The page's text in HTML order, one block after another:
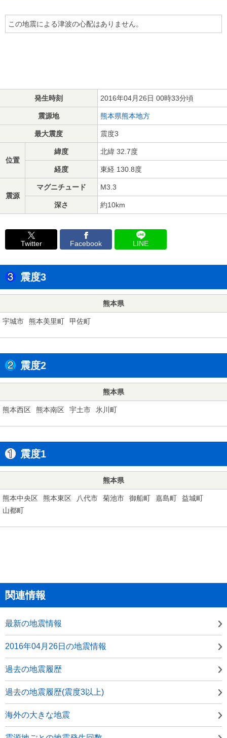
この地震による津波の心配はありません。
発生時刻 2016年04月26日 00時33分頃
震源地 熊本県熊本地方
最大震度 震度3
位置
緯度 北緯 32.7度
経度 東経 130.8度
震源
マグニチュード M3.3
深さ 約10km
Twitter Facebook LINE
震度3
熊本県
宇城市 熊本美里町 甲佐町
震度2
熊本県
熊本西区 熊本南区 宇土市 氷川町
震度1
熊本県
熊本中央区 熊本東区 八代市 菊池市 御船町 嘉島町
益城町
山都町
関連情報
最新の地震情報
2016年04月26日の地震情報
過去の地震履歴
過去の地震履歴(震度3以上)
海外の大きな地震